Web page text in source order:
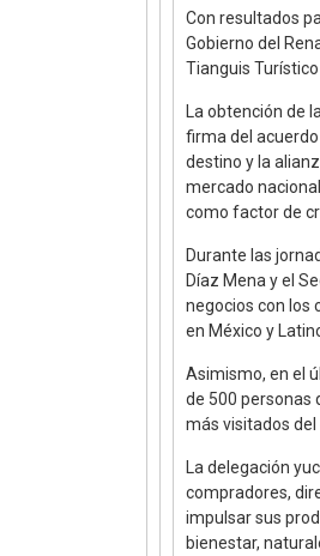
Con resultados
Gobierno del
Tianguis
La obtención de
firma del
destino y la
mercado
como factor de
Durante las
Díaz Mena y el
negocios con los
en México y
Asimismo, en el
de 500 personas
más visitados del
La delegación
compradores,
impulsar sus
bienestar,